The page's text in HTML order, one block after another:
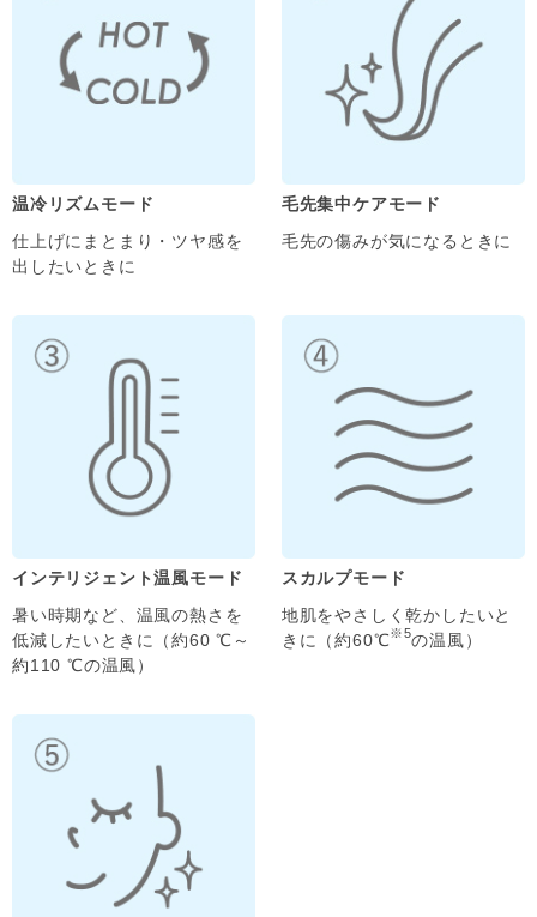
温冷リズムモード
仕上げにまとまり・ツヤ感を
出したいときに
毛先集中ケアモード
毛先の傷みが気になるときに
インテリジェント温風モード
暑い時期など、温風の熱さを
低減したいときに（約60 ℃～
約110 ℃の温風）
スカルプモード
地肌をやさしく乾かしたいと
きに（約60℃※5の温風）